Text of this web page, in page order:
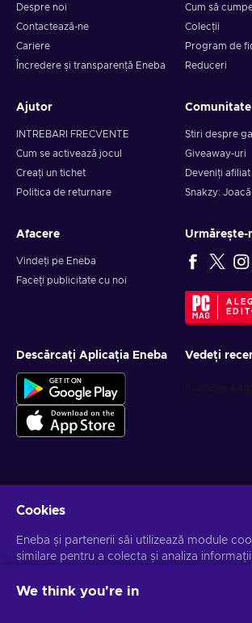
Despre noi
Contactează-ne
Cariere
Încredere și transparență Eneba
Cum să
Colecții
Program de
Reduceri
Ajutor
INTREBARI FRECVENTE
Cum se activează jocul
Creați un tichet
Politica de returnare
Comunitate
Știri despre
Giveaway-uri
Deveniți afiliat
Snakzy:
Afacere
Vindeți pe Eneba
Faceți publicitate cu noi
Urmărește-
Descărcați Aplicația Eneba Vedeți
Te poți dezabona la orice moment. Vizitează
Cookies
Eneba și partenerii săi utilizează module
similare pentru a colecta și analiza
conținutul, publicitatea și alte servicii de pe
We think you're in